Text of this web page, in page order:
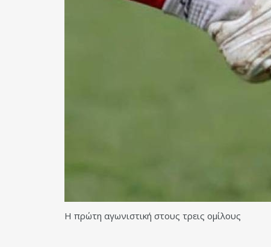
Η πρώτη αγωνιστική στους τρεις ομίλους